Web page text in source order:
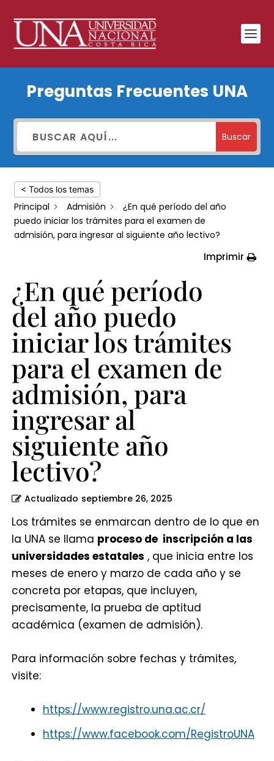
período
año
puedo
iniciar
los
trámites
examen
de
admisión,
para
ingresar
al
siguiente
año
lectivo?
Preguntas Frecuentes UNA
Buscar
< Todos los temas
Principal Admisión
¿En qué período del año
puedo iniciar los trámites para el examen de
admisión, para ingresar al siguiente año lectivo?
Imprimir
¿En qué período
del año puedo
iniciar los trámites
para el examen de
admisión, para
ingresar al
siguiente año
lectivo?
Actualizado septiembre 26, 2025
Los trámites se enmarcan dentro de lo que en
la UNA se llama proceso de inscripción a las
universidades estatales , que inicia entre los
meses de enero y marzo de cada año y se
concreta por etapas, que incluyen,
precisamente, la prueba de aptitud
académica (examen de admisión).
Para información sobre fechas y trámites,
visite:
https://www.registro.una.ac.cr/
https://www.facebook.com/RegistroUNA